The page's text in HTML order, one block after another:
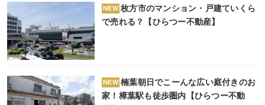
NEW 枚方市のマンション・戸建ていくら
で売れる？【ひらつー不動産】
NEW 楠葉朝日でこーんな広い庭付きのお
家！樟葉駅も徒歩圏内【ひらつー不動